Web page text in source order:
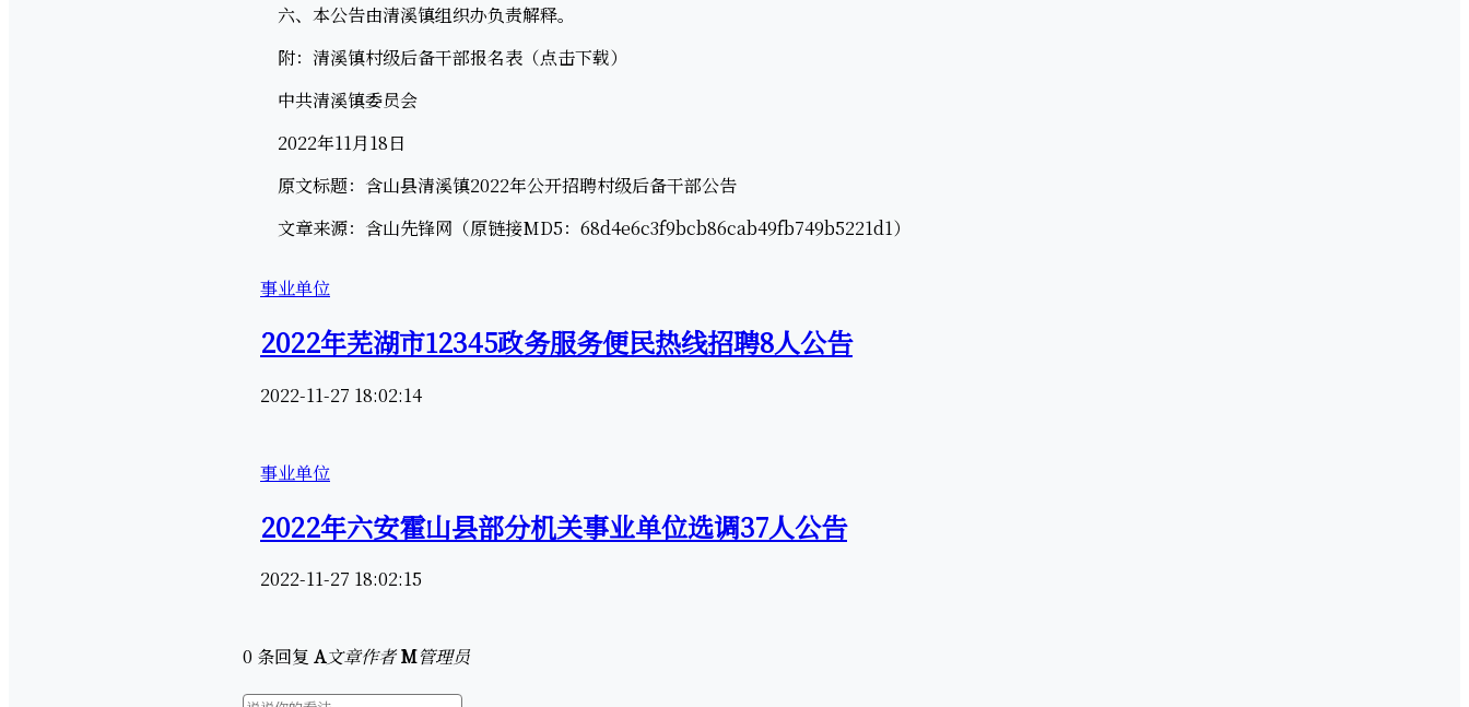
六、本公告由清溪镇组织办负责解释。
附：清溪镇村级后备干部报名表（点击下载）
中共清溪镇委员会
2022年11月18日
原文标题：含山县清溪镇2022年公开招聘村级后备干部公告
文章来源：含山先锋网（原链接MD5：68d4e6c3f9bcb86cab49fb749b5221d1）
事业单位
2022年芜湖市12345政务服务便民热线招聘8人公告
2022-11-27 18:02:14
事业单位
2022年六安霍山县部分机关事业单位选调37人公告
2022-11-27 18:02:15
0 条回复 A文章作者 M管理员